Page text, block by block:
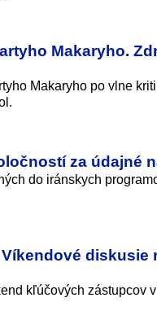
Makaryho.
Makaryho po vlne
za údajné
do iránskych
diskusie
kľúčových zástupcov